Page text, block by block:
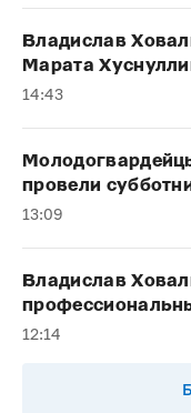
Владислав
Марата
14:43
провели
13:09
Владислав
12:14